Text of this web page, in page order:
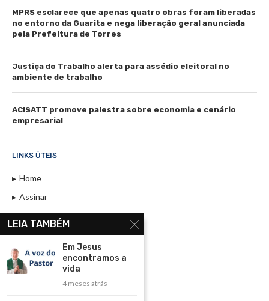
MPRS esclarece que apenas quatro obras foram liberadas
no entorno da Guarita e nega liberação geral anunciada
pela Prefeitura de Torres
Justiça do Trabalho alerta para assédio eleitoral no
ambiente de trabalho
ACISATT promove palestra sobre economia e cenário
empresarial
LINKS ÚTEIS
Home
Assinar
Contato
Política de Privacidade
Rádio Maristela - Ao Vivo
LEIA TAMBÉM
Em Jesus
encontramos a
vida
4 meses atrás